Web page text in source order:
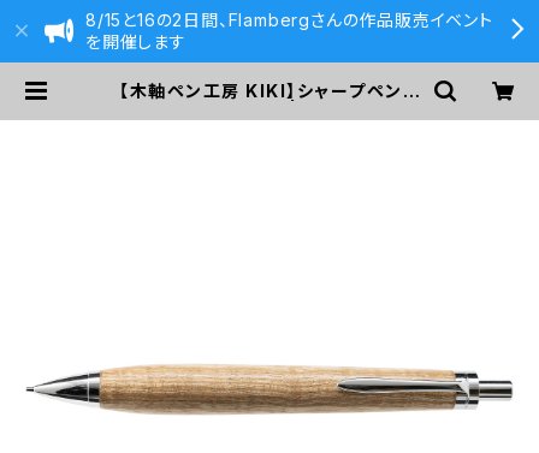
8/15と16の2日間、Flambergさんの作品販売イベント
を開催します
【木軸ペン工房 KIKI】シャープペンシ